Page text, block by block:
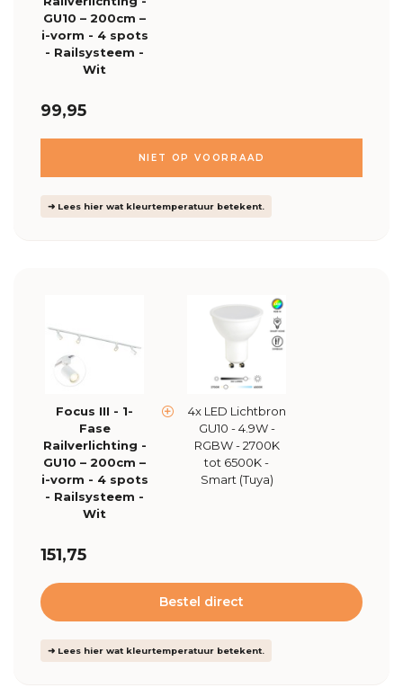
GU10 – 200cm –
i-vorm - 4 spots
- Railsysteem -
Wit
99,95
NIET OP VOORRAAD
➜ Lees hier wat kleurtemperatuur betekent.
Focus III - 1-
Fase
Railverlichting -
GU10 – 200cm –
i-vorm - 4 spots
- Railsysteem -
Wit
4x LED Lichtbron
GU10 - 4.9W -
RGBW - 2700K
tot 6500K -
Smart (Tuya)
151,75
Bestel direct
➜ Lees hier wat kleurtemperatuur betekent.